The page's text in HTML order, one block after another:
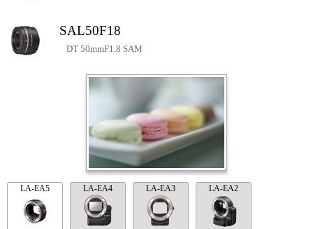
SAL50F18
DT 50mmF1.8 SAM
LA-EA5 LA-EA4 LA-EA3 LA-EA2